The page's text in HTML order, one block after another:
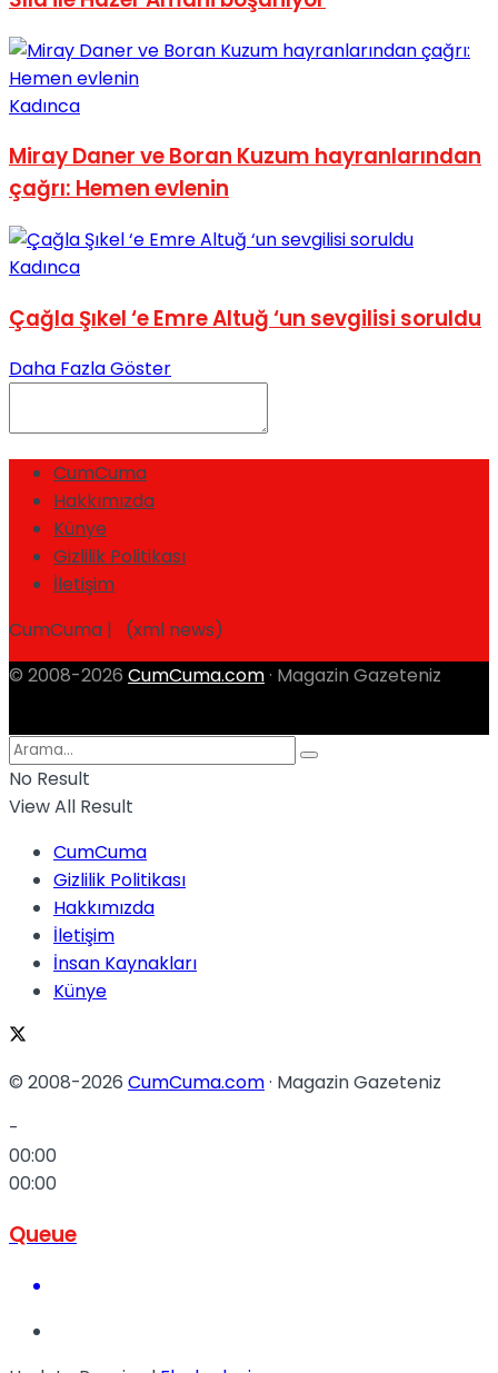
Kadınca
Miray Daner ve Boran Kuzum hayranlarından
çağrı: Hemen evlenin
Kadınca
Çağla Şıkel ‘e Emre Altuğ ‘un sevgilisi soruldu
Daha Fazla Göster
CumCuma
Hakkımızda
Künye
Gizlilik Politikası
İletişim
CumCuma | (xml news)
© 2008-2026 CumCuma.com · Magazin Gazeteniz
No Result
View All Result
CumCuma
Gizlilik Politikası
Hakkımızda
İletişim
İnsan Kaynakları
Künye
© 2008-2026 CumCuma.com· Magazin Gazeteniz
-
00:00
00:00
Queue